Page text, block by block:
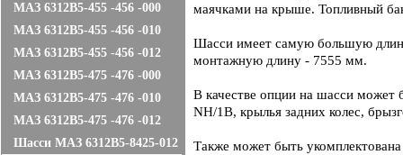
МАЗ 6312B5-455 -456 -000
МАЗ 6312B5-455 -456 -010
МАЗ 6312B5-455 -456 -012
МАЗ 6312B5-475 -476 -000
МАЗ 6312B5-475 -476 -010
МАЗ 6312B5-475 -476 -012
Шасси МАЗ 6312В5-8425-012
маячками на крыше. Топливный
Шасси имеет самую большую
монтажную длину - 7555 мм.
В качестве опции на шасси может
NH/1В, крылья задних колес,
Также может быть